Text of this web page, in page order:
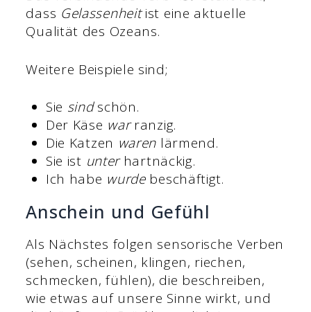
dass Gelassenheitist eine aktuelle
Qualität des Ozeans.
Weitere Beispiele sind;
Sie sindschön.
Der Käse warranzig.
Die Katzen waren lärmend.
Sie ist unterhartnäckig.
Ich habe wurdebeschäftigt.
Anschein und Gefühl
Als Nächstes folgen sensorische Verben
(sehen, scheinen, klingen, riechen,
schmecken, fühlen), die beschreiben,
wie etwas auf unsere Sinne wirkt, und